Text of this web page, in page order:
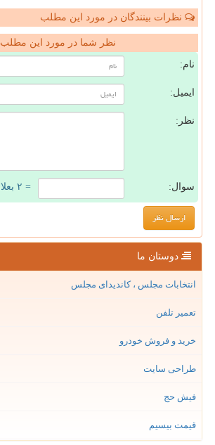
نظرات بینندگان در مورد این مطلب
نظر شما در مورد این مطلب
نام:
ایمیل:
نظر:
سوال: = ۲ بعلاوه ۳
دوستان ما
انتخابات مجلس ، کاندیدای مجلس
تعمیر تلفن
خرید و فروش خودرو
طراحی سایت
فیش حج
قیمت بیسیم